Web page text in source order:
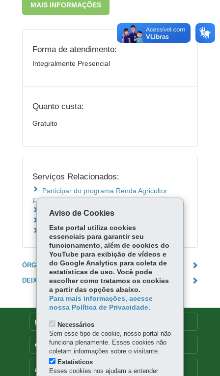
MAIS INFORMAÇÕES
Forma de atendimento:
Integralmente Presencial
Quanto custa:
Gratuito
Serviços Relacionados:
Participar do programa Renda Agricultor
Familiar
Programa Energia Solidária
Solicitar adesão ao programa Água Solidária
ÓRGÃO RESPONSÁVEL
DEIXE SUA OPINIÃO
MAPA DO SITE
DENUNCIE CORRUPÇÃO
OUVIDORIA
Aviso de Cookies
Este portal utiliza cookies
essenciais para garantir seu
funcionamento, além de cookies do
YouTube para exibição de vídeos e
do Google Analytics para coleta de
estatísticas de uso. Você pode
escolher como tratamos os cookies
a partir das opções abaixo.
Para mais informações, acesse
nossa Política de Privacidade.
Necessários
Sem esse tipo de cookie, nosso portal não
funciona plenamente. Esses cookies não
coletam informações sobre o visitante.
Estatísticos
Esses cookies nos ajudam a entender